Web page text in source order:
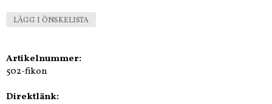
LÄGG I ÖNSKELISTA
Artikelnummer:
502-fikon
Direktlänk: